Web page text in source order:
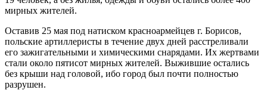
мирных жителей.
Оставив 25 мая под натиском красноармейцев г. Борисов,
польские артиллеристы в течение двух дней расстреливали
его зажигательными и химическими снарядами. Их жертвами
стали около пятисот мирных жителей. Выжившие остались
без крыши над головой, ибо город был почти полностью
разрушен.